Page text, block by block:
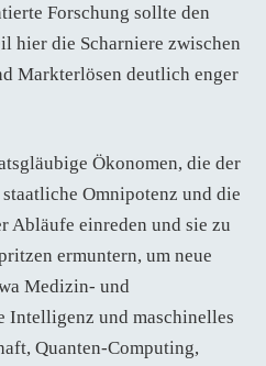
Forschung sollte den
hier die Scharniere zwischen
Markterlösen deutlich enger
Ökonomen, die der
Omnipotenz und die
Abläufe einreden und sie zu
ermuntern, um neue
Medizin- und
und maschinelles
Quanten-Computing,